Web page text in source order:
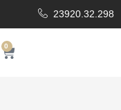
23920.32.298
0